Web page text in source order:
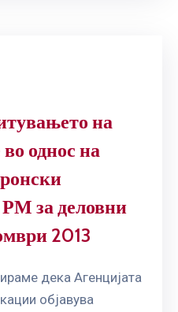
на
однос на
за деловни
2013
дека Агенцијата
објавува